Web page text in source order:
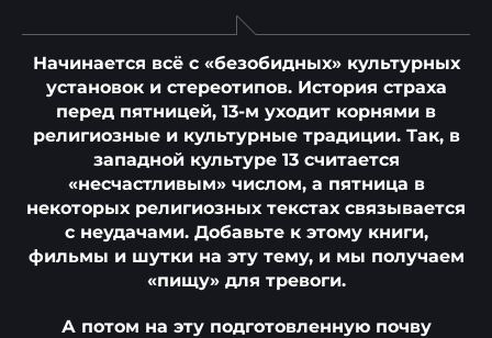
Начинается всё с «безобидных» культурных
установок и стереотипов. История страха
перед пятницей, 13-м уходит корнями в
религиозные и культурные традиции. Так, в
западной культуре 13 считается
«несчастливым» числом, а пятница в
некоторых религиозных текстах связывается
с неудачами. Добавьте к этому книги,
фильмы и шутки на эту тему, и мы получаем
«пищу» для тревоги.
А потом на эту подготовленную почву